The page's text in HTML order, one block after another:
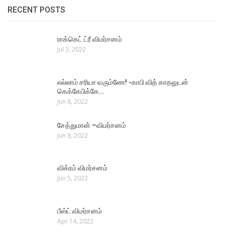
RECENT POSTS
ராக்கெட் ட்ரீ விமர்சனம்
Jul 3, 2022
எல்லாம் சரியா வரும்ணே! -காபி வித் காதலுடன்
கெக்கேபிக்கே…
Jun 8, 2022
சேத்துமான் –விமர்சனம்
Jun 8, 2022
விக்ரம் விமர்சனம்
Jun 5, 2022
பீஸ்ட் விமர்சனம்
Apr 14, 2022